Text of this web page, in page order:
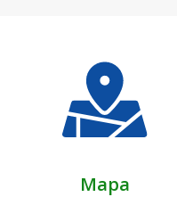
Mapa